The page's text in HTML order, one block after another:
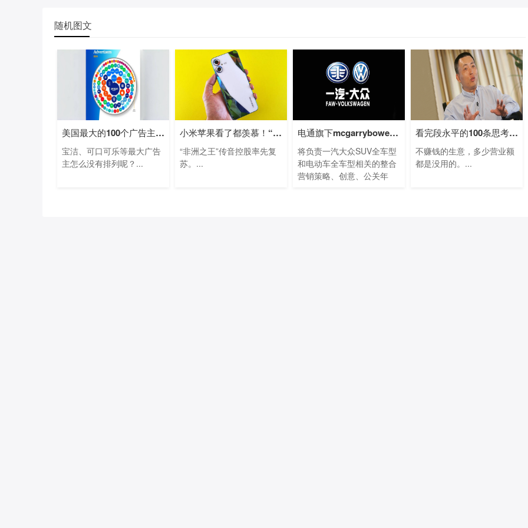
随机图文
美国最大的100个广告主名单：亚马逊等电
宝洁、可口可乐等最大广告
主怎么没有排列呢？...
小米苹果看了都羡慕！“非洲手机之王”
“非洲之王”传音控股率先复
苏。...
电通旗下mcgarrybowen赢得一汽大众SUV及电动
将负责一汽大众SUV全车型
和电动车全车型相关的整合
营销策略、创意、公关年
看完段永平的100条思考，我终于悟出他为
不赚钱的生意，多少营业额
都是没用的。...